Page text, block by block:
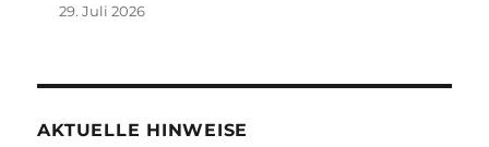
29. Juli 2026
AKTUELLE HINWEISE